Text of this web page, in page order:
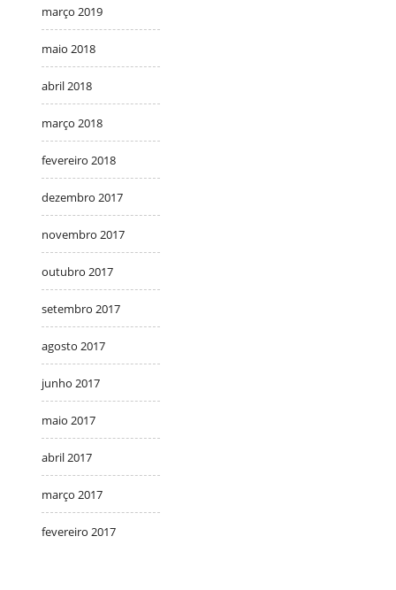
março 2019
maio 2018
abril 2018
março 2018
fevereiro 2018
dezembro 2017
novembro 2017
outubro 2017
setembro 2017
agosto 2017
junho 2017
maio 2017
abril 2017
março 2017
fevereiro 2017